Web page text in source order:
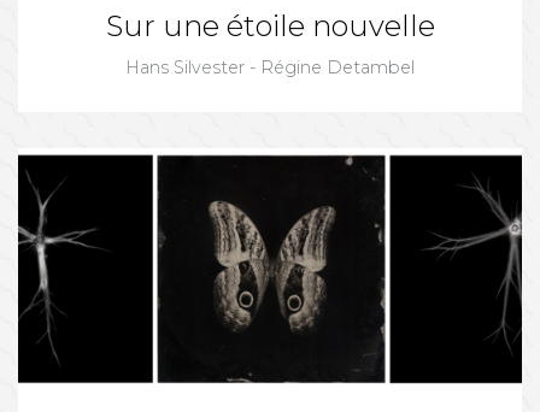
Sur une étoile nouvelle
Hans Silvester - Régine Detambel